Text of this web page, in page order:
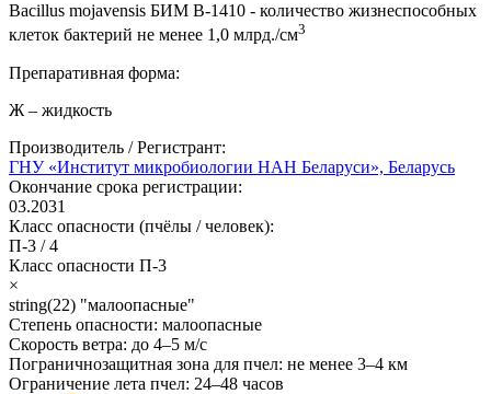
Bacillus mojavensis БИМ В-1410 - количество жизнеспособных
клеток бактерий не менее 1,0 млрд./см3
Препаративная форма:
Ж – жидкость
Производитель / Регистрант:
ГНУ «Институт микробиологии НАН Беларуси», Беларусь
Окончание срока регистрации:
03.2031
Класс опасности (пчёлы / человек):
П-3 /4
Класс опасности П-3
×
string(22) "малоопасные"
Степень опасности: малоопасные
Скорость ветра: до 4–5 м/с
Пограничнозащитная зона для пчел: не менее 3–4 км
Ограничение лета пчел: 24–48 часов